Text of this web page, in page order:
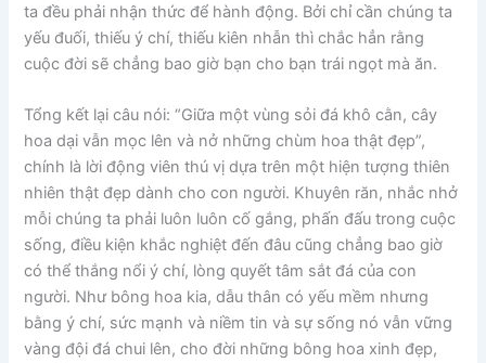
ta đều phải nhận thức để hành động. Bởi chỉ cần chúng ta
yếu đuối, thiếu ý chí, thiếu kiên nhẫn thì chắc hẳn rằng
cuộc đời sẽ chẳng bao giờ bạn cho bạn trái ngọt mà ăn.
Tổng kết lại câu nói: “Giữa một vùng sỏi đá khô cằn, cây
hoa dại vẫn mọc lên và nở những chùm hoa thật đẹp”,
chính là lời động viên thú vị dựa trên một hiện tượng thiên
nhiên thật đẹp dành cho con người. Khuyên răn, nhắc nhở
mỗi chúng ta phải luôn luôn cố gắng, phấn đấu trong cuộc
sống, điều kiện khắc nghiệt đến đâu cũng chẳng bao giờ
có thể thắng nổi ý chí, lòng quyết tâm sắt đá của con
người. Như bông hoa kia, dẫu thân có yếu mềm nhưng
bằng ý chí, sức mạnh và niềm tin và sự sống nó vẫn vững
vàng đội đá chui lên, cho đời những bông hoa xinh đẹp,